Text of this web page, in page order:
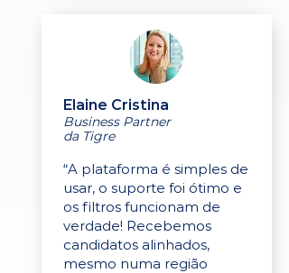
Elaine Cristina
Business Partner
da Tigre
“A plataforma é simples de
usar, o suporte foi ótimo e
os filtros funcionam de
verdade! Recebemos
candidatos alinhados,
mesmo numa região